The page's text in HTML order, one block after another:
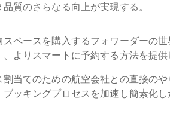
品質のさらなる向上が実現する。
スペースを購入するフォワーダーの
、よりスマートに予約する方法を提供
割当てのための航空会社との直接の
ブッキングプロセスを加速し簡素化